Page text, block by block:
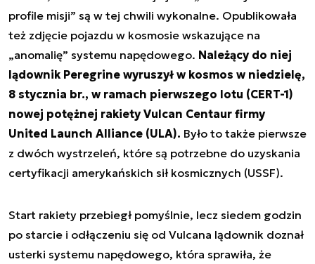
profile misji” są w tej chwili wykonalne. Opublikowała
też zdjęcie pojazdu w kosmosie wskazujące na
„anomalię” systemu napędowego. Należący do niej
lądownik Peregrine wyruszył w kosmos w niedzielę,
8 stycznia br., w ramach pierwszego lotu (CERT-1)
nowej potężnej rakiety Vulcan Centaur firmy
United Launch Alliance (ULA). Było to także pierwsze
z dwóch wystrzeleń, które są potrzebne do uzyskania
certyfikacji amerykańskich sił kosmicznych (USSF).
Start rakiety przebiegł pomyślnie, lecz siedem godzin
po starcie i odłączeniu się od Vulcana lądownik doznał
usterki systemu napędowego, która sprawiła, że